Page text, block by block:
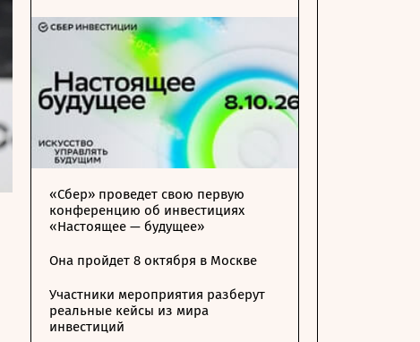
«Сбер» проведет свою первую
конференцию об инвестициях
«Настоящее — будущее»
Она пройдет 8 октября в Москве
Участники мероприятия разберут
реальные кейсы из мира
инвестиций